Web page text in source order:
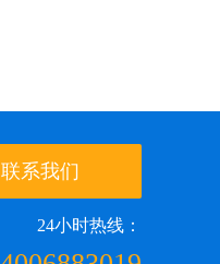
联系我们
24小时热线：